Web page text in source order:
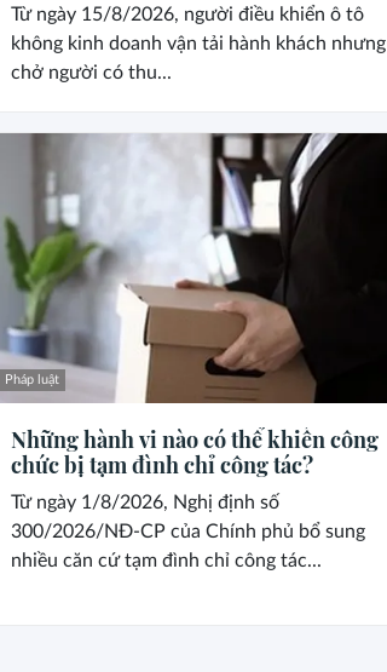
Từ ngày 15/8/2026, người điều khiển ô tô
không kinh doanh vận tải hành khách nhưng
chở người có thu...
Pháp luật
Những hành vi nào có thể khiến công
chức bị tạm đình chỉ công tác?
Từ ngày 1/8/2026, Nghị định số
300/2026/NĐ-CP của Chính phủ bổ sung
nhiều căn cứ tạm đình chỉ công tác...